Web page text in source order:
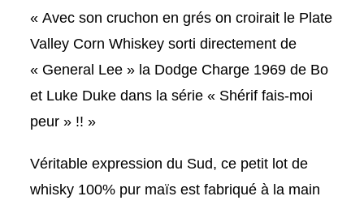
« Avec son cruchon en grés on croirait le Plate
Valley Corn Whiskey sorti directement de
« General Lee » la Dodge Charge 1969 de Bo
et Luke Duke dans la série « Shérif fais-moi
peur » !! »
Véritable expression du Sud, ce petit lot de
whisky 100% pur maïs est fabriqué à la main